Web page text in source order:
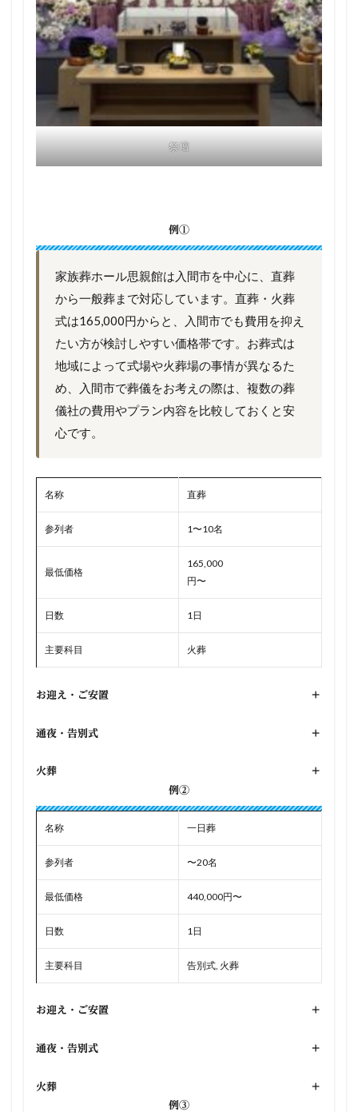
祭壇
例①
家族葬ホール思親館は入間市を中心に、直葬
から一般葬まで対応しています。直葬・火葬
式は165,000円からと、入間市でも費用を抑え
たい方が検討しやすい価格帯です。お葬式は
地域によって式場や火葬場の事情が異なるた
め、入間市で葬儀をお考えの際は、複数の葬
儀社の費用やプラン内容を比較しておくと安
心です。
名称 直葬
参列者 1〜10名
最低価格
165,000
円〜
日数 1日
主要科目 火葬
お迎え・ご安置 +
通夜・告別式 +
火葬
+
例②
名称 一日葬
参列者 〜20名
最低価格 440,000円〜
日数 1日
主要科目 告別式, 火葬
お迎え・ご安置 +
通夜・告別式 +
火葬
+
例③